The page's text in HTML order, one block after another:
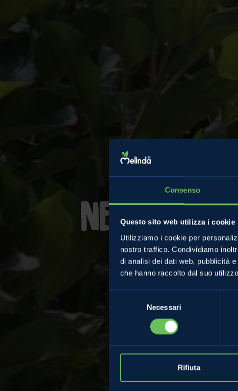
Consenso
Questo sito web utilizza i cookie
Utilizziamo i cookie per
nostro traffico. Condividiamo
di analisi dei dati web, pubblicità
che hanno raccolto dal suo
Necessari
Rifiuta
Nelle valli
delle